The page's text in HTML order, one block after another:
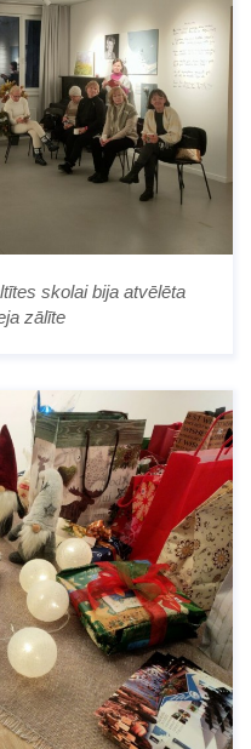
skolai bija atvēlēta
zālīte